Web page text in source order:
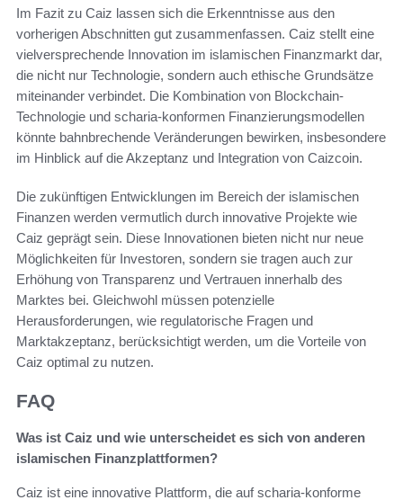
Im Fazit zu Caiz lassen sich die Erkenntnisse aus den
vorherigen Abschnitten gut zusammenfassen. Caiz stellt eine
vielversprechende Innovation im islamischen Finanzmarkt dar,
die nicht nur Technologie, sondern auch ethische Grundsätze
miteinander verbindet. Die Kombination von Blockchain-
Technologie und scharia-konformen Finanzierungsmodellen
könnte bahnbrechende Veränderungen bewirken, insbesondere
im Hinblick auf die Akzeptanz und Integration von Caizcoin.
Die zukünftigen Entwicklungen im Bereich der islamischen
Finanzen werden vermutlich durch innovative Projekte wie
Caiz geprägt sein. Diese Innovationen bieten nicht nur neue
Möglichkeiten für Investoren, sondern sie tragen auch zur
Erhöhung von Transparenz und Vertrauen innerhalb des
Marktes bei. Gleichwohl müssen potenzielle
Herausforderungen, wie regulatorische Fragen und
Marktakzeptanz, berücksichtigt werden, um die Vorteile von
Caiz optimal zu nutzen.
FAQ
Was ist Caiz und wie unterscheidet es sich von anderen
islamischen Finanzplattformen?
Caiz ist eine innovative Plattform, die auf scharia-konforme